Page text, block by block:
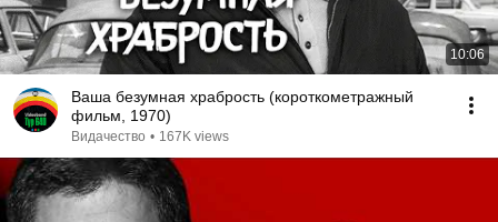
10:06
Ваша безумная храбрость (короткометражный
фильм, 1970)
Видачество • 167K views